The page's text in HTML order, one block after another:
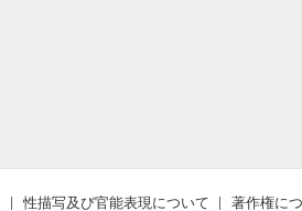
性描写及び官能表現について 著作権に